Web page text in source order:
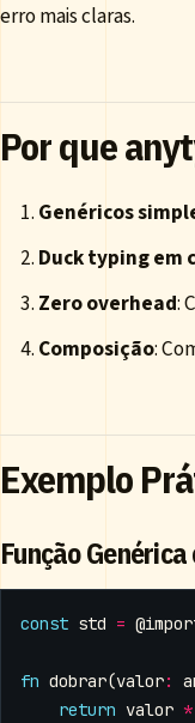
erro mais claras.
Por que
Genéricos
Duck typing em
Zero overhead:
Composição:
Exemplo
Função
const std =
fn dobrar(valor:
return valor *